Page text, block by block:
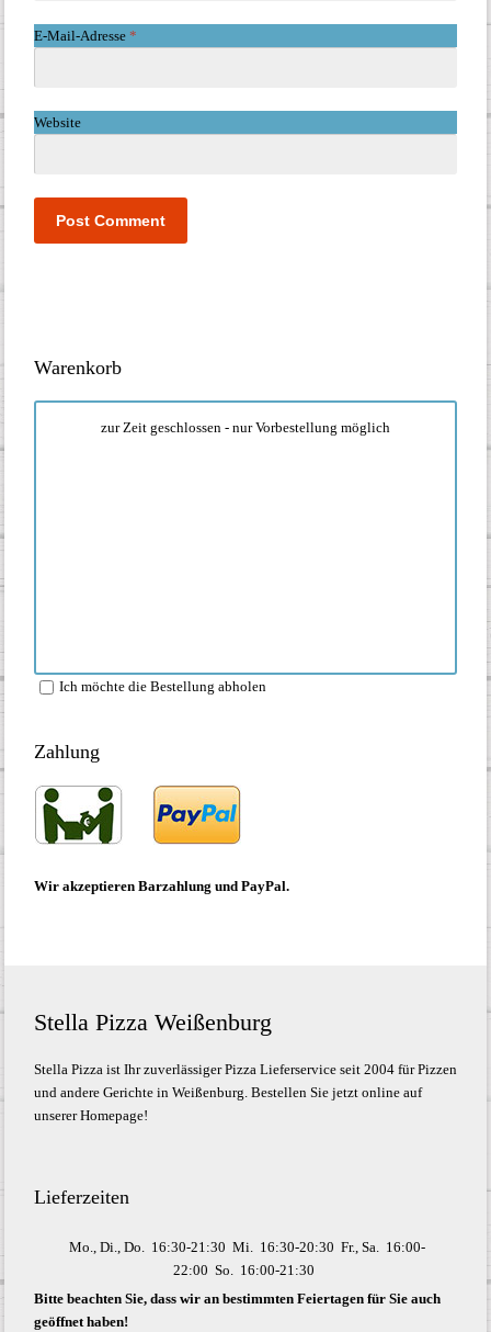
E-Mail-Adresse *
Website
Warenkorb
zur Zeit geschlossen - nur Vorbestellung möglich
Ich möchte die Bestellung abholen
Zahlung
Wir akzeptieren Barzahlung und PayPal.
Stella Pizza Weißenburg
Stella Pizza ist Ihr zuverlässiger Pizza Lieferservice seit 2004 für Pizzen
und andere Gerichte in Weißenburg. Bestellen Sie jetzt online auf
unserer Homepage!
Lieferzeiten
Mo., Di., Do. 16:30-21:30 Mi. 16:30-20:30 Fr., Sa.
16:00-
22:00 So.
16:00-21:30
Bitte beachten Sie, dass wir an bestimmten Feiertagen für Sie auch
geöffnet haben!